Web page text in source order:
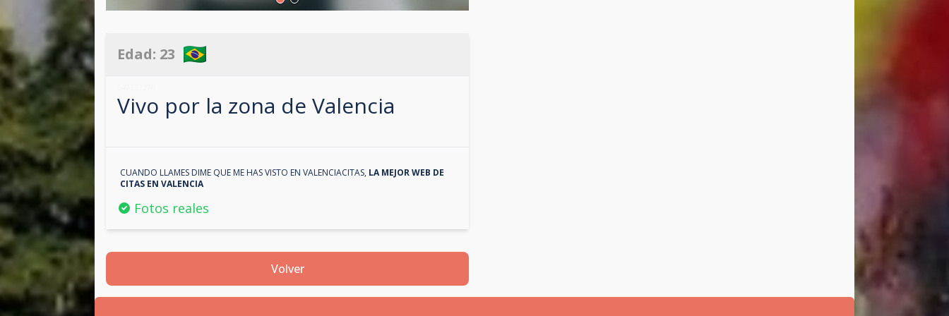
Edad: 23
Vivo por la zona deValencia
CUANDO LLAMES DIME QUE ME HAS VISTO ENVALENCIACITAS, LA MEJOR WEB DE
CITAS ENVALENCIA
Fotos reales
Volver